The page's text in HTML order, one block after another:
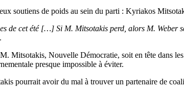
soutiens de poids au sein du parti : Kyriakos
de cet été […] Si M. Mitsotakis perd, alors M. Weber
Mitsotakis, Nouvelle Démocratie, soit en tête dans
presque impossible à éviter.
pourrait avoir du mal à trouver un partenaire de